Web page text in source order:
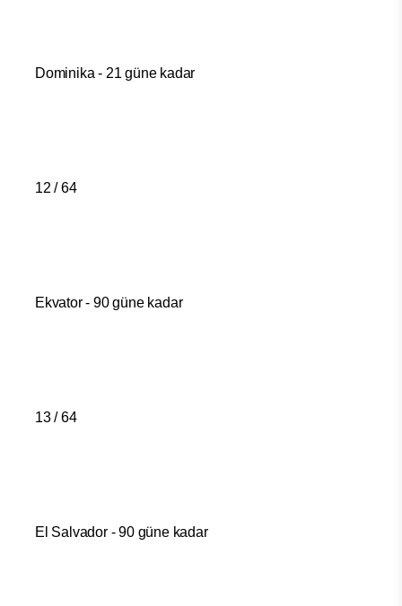
Dominika - 21 güne kadar
12 / 64
Ekvator - 90 güne kadar
13 / 64
El Salvador - 90 güne kadar